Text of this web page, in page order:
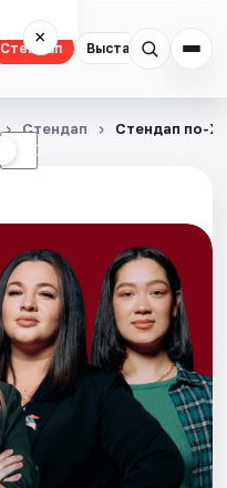
Стендап Выставки
×
☾
Стендап Стендап по-